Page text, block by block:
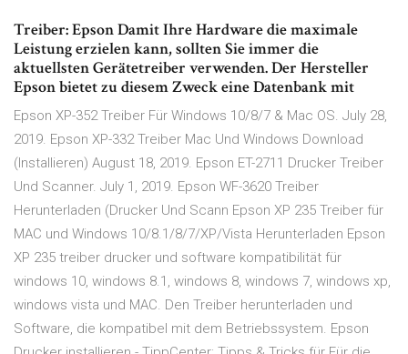
Treiber: Epson Damit Ihre Hardware die maximale
Leistung erzielen kann, sollten Sie immer die
aktuellsten Gerätetreiber verwenden. Der Hersteller
Epson bietet zu diesem Zweck eine Datenbank mit
Epson XP-352 Treiber Für Windows 10/8/7 & Mac OS. July 28,
2019. Epson XP-332 Treiber Mac Und Windows Download
(Installieren) August 18, 2019. Epson ET-2711 Drucker Treiber
Und Scanner. July 1, 2019. Epson WF-3620 Treiber
Herunterladen (Drucker Und Scann Epson XP 235 Treiber für
MAC und Windows 10/8.1/8/7/XP/Vista Herunterladen Epson
XP 235 treiber drucker und software kompatibilität für
windows 10, windows 8.1, windows 8, windows 7, windows xp,
windows vista und MAC. Den Treiber herunterladen und
Software, die kompatibel mit dem Betriebssystem. Epson